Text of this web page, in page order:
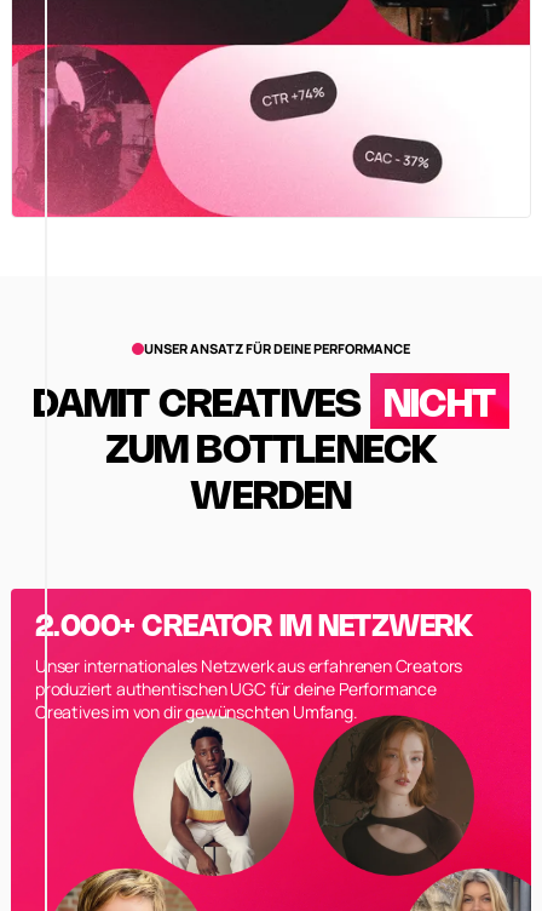
UNSER ANSATZ FÜR DEINE PERFORMANCE
DAMIT CREATIVES
NICHT
ZUM BOTTLENECK
WERDEN
2.000+ CREATOR IM NETZWERK
Unser internationales Netzwerk aus erfahrenen Creators
produziert authentischen UGC für deine Performance
Creatives im von dir gewünschten Umfang.